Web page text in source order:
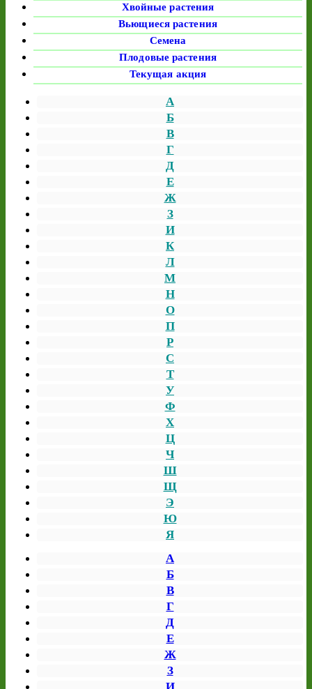
Хвойные растения
Вьющиеся растения
Семена
Плодовые растения
Текущая акция
А
Б
В
Г
Д
Е
Ж
З
И
К
Л
М
Н
О
П
Р
С
Т
У
Ф
Х
Ц
Ч
Ш
Щ
Э
Ю
Я
А
Б
В
Г
Д
Е
Ж
З